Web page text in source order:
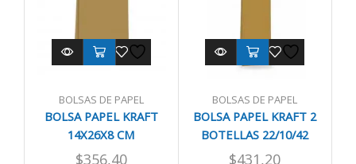
BOLSAS DE PAPEL
BOLSA PAPEL KRAFT
14X26X8 CM
$356,40
BOLSAS DE PAPEL
BOLSA PAPEL KRAFT 2
BOTELLAS 22/10/42
$431,20